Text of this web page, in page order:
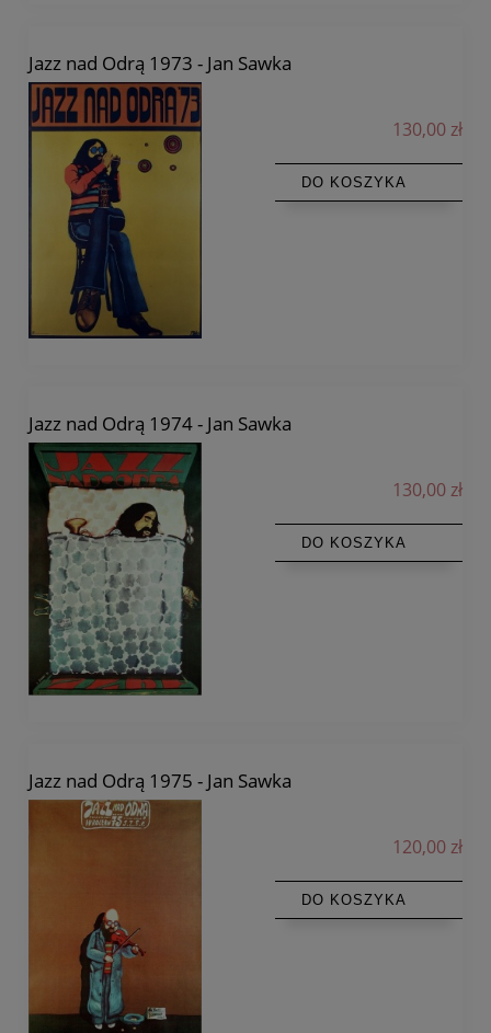
Jazz nad Odrą 1973 - Jan Sawka
130,00 zł
DO KOSZYKA
Jazz nad Odrą 1974 - Jan Sawka
130,00 zł
DO KOSZYKA
Jazz nad Odrą 1975 - Jan Sawka
120,00 zł
DO KOSZYKA